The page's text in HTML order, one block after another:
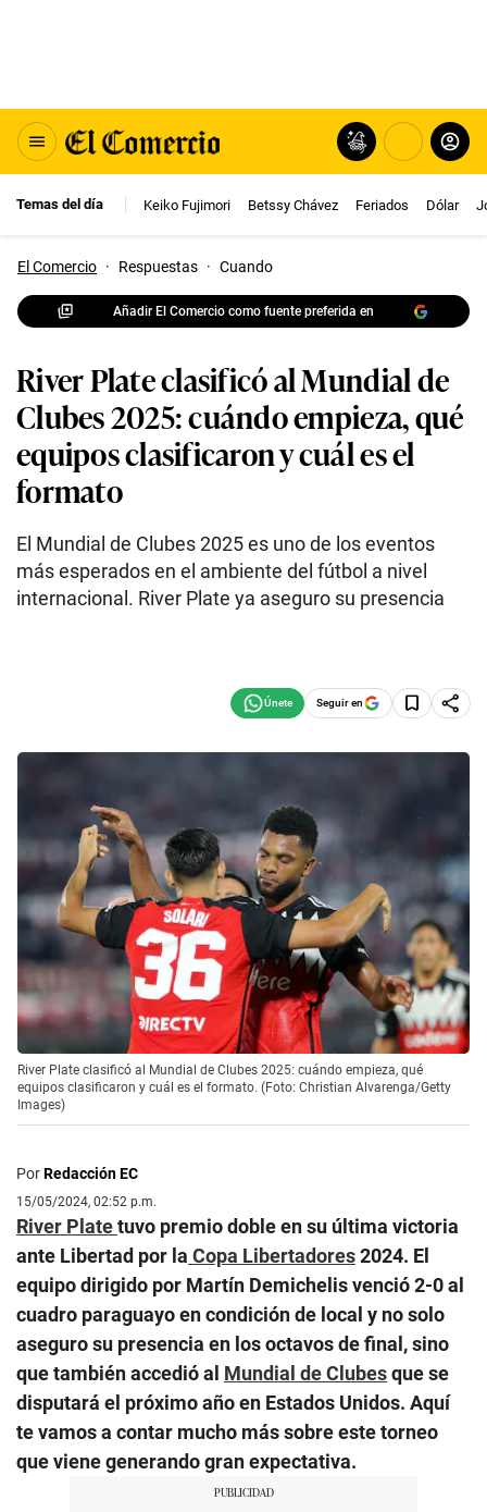
Temas del día Keiko Fujimori Betssy Chávez Feriados Dólar
El Comercio · Respuestas · Cuando
Añadir El Comercio como fuente preferida en
River Plate clasificó al Mundial de
Clubes 2025: cuándo empieza, qué
equipos clasificaron y cuál es el
formato
El Mundial de Clubes 2025 es uno de los eventos
más esperados en el ambiente del fútbol a nivel
internacional. River Plate ya aseguro su presencia
Seguir en
River Plate clasificó al Mundial de Clubes 2025: cuándo empieza, qué
equipos clasificaron y cuál es el formato. (Foto: Christian Alvarenga/Getty
Images)
PorRedacción EC
15/05/2024, 02:52 p.m.
River Platetuvo premio doble en su última victoria
ante Libertad por la Copa Libertadores2024. El
equipo dirigido por Martín Demichelis venció 2-0 al
cuadro paraguayo en condición de local y no solo
aseguro su presencia en los octavos de final, sino
que también accedió al Mundial de Clubesque se
disputará el próximo año en Estados Unidos. Aquí
te vamos a contar mucho más sobre este torneo
que viene generando gran expectativa.